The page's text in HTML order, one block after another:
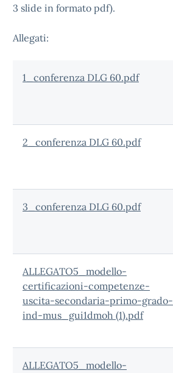
3 slide in formato pdf).
Allegati:
1_conferenza DLG 60.pdf
2_conferenza DLG 60.pdf
3_conferenza DLG 60.pdf
ALLEGATO5_modello-
certificazioni-competenze-
uscita-secondaria-primo-grado-
ind-mus_gui1dmoh (1).pdf
ALLEGATO5_modello-